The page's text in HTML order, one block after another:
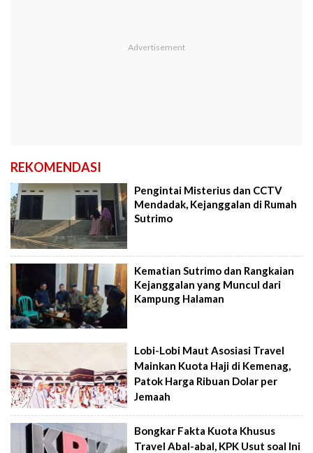
REKOMENDASI
Pengintai Misterius dan CCTV
Mendadak, Kejanggalan di Rumah
Sutrimo
Kematian Sutrimo dan Rangkaian
Kejanggalan yang Muncul dari
Kampung Halaman
Lobi-Lobi Maut Asosiasi Travel
Mainkan Kuota Haji di Kemenag,
Patok Harga Ribuan Dolar per
Jemaah
Bongkar Fakta Kuota Khusus
Travel Abal-abal, KPK Usut soal Ini